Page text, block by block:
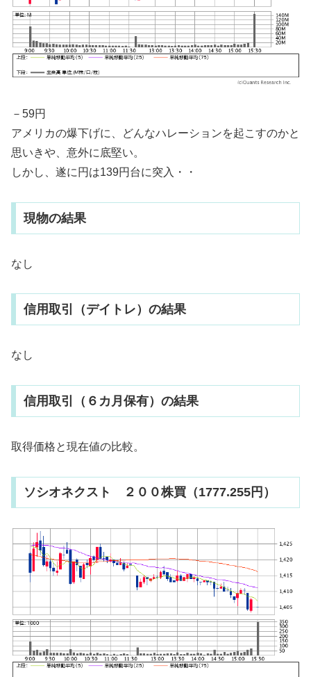
－59円
アメリカの爆下げに、どんなハレーションを起こすのかと
思いきや、意外に底堅い。
しかし、遂に円は139円台に突入・・
現物の結果
なし
信用取引（デイトレ）の結果
なし
信用取引（６カ月保有）の結果
取得価格と現在値の比較。
ソシオネクスト ２００株買（1777.255円）